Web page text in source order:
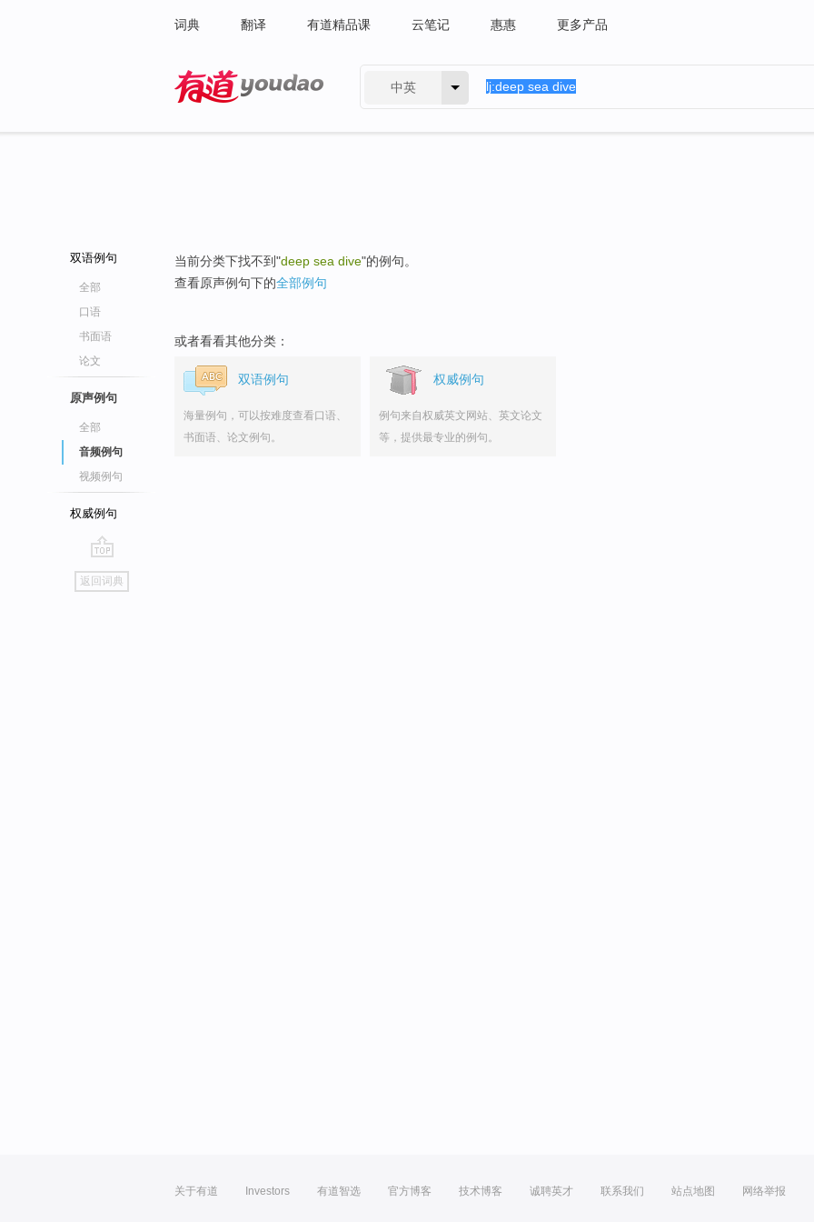
词典 翻译 有道精品课 云笔记 惠惠 更多产品
中英
双语例句
全部
口语
书面语
论文
原声例句
全部
音频例句
视频例句
权威例句
go
top
返回词典
当前分类下找不到"deep sea dive"的例句。
查看原声例句下的全部例句
或者看看其他分类：
双语例句
海量例句，可以按难度查看口语、
书面语、论文例句。
权威例句
例句来自权威英文网站、英文论文
等，提供最专业的例句。
关于有道 Investors 有道智选 官方博客 技术博客 诚聘英才 联系我们 站点地图 网络举报